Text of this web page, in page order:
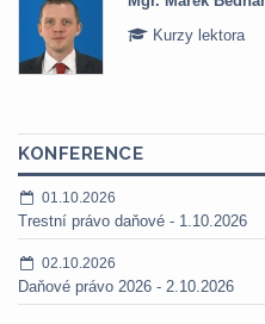
Kurzy lektora
KONFERENCE
01.10.2026
Trestní právo daňové - 1.10.2026
02.10.2026
Daňové právo 2026 - 2.10.2026